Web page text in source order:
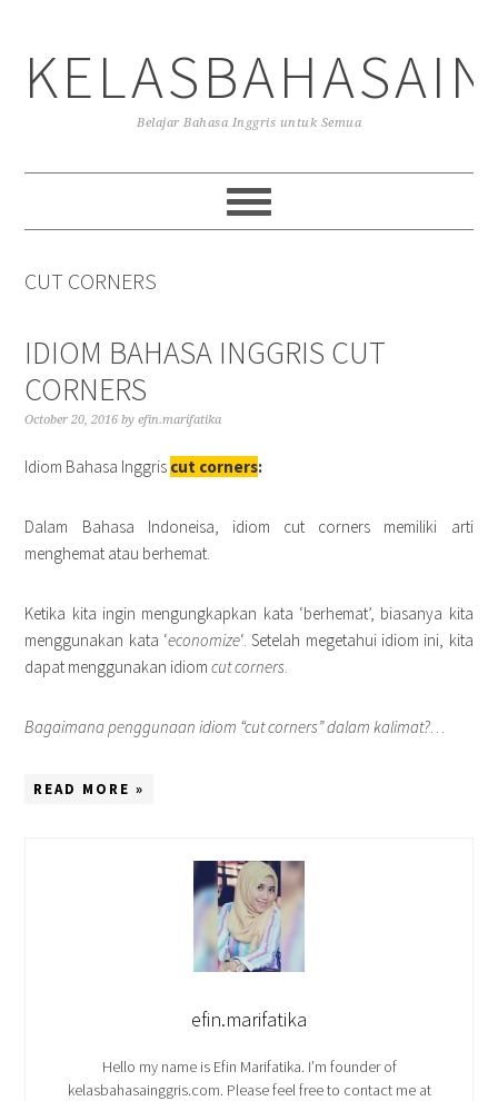
primary
navigation
main
content
primary
sidebar
Belajar Bahasa Inggris untuk Semua
CUT CORNERS
IDIOM BAHASA INGGRIS CUT
CORNERS
October 20, 2016 byefin.marifatika
Idiom Bahasa Inggris cut corners:
Dalam Bahasa Indoneisa, idiom cut corners memiliki arti
menghemat atau berhemat.
Ketika kita ingin mengungkapkan kata ‘berhemat’, biasanya kita
menggunakan kata ‘economize‘. Setelah megetahui idiom ini, kita
dapat menggunakan idiomcut corners.
Bagaimana penggunaan idiom “cut corners” dalam kalimat?…
READ MORE »
efin.marifatika
Hello my name is Efin Marifatika. I’m founder of
kelasbahasainggris.com. Please feel free to contact me at